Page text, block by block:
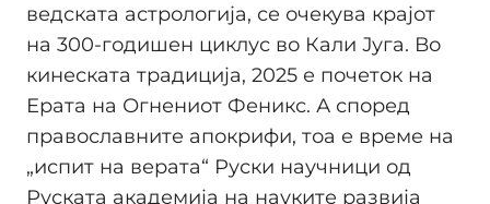
ведската астрологија, се очекува крајот
на 300-годишен циклус во Кали Југа. Во
кинеската традиција, 2025 е почеток на
Ерата на Огнениот Феникс. А според
православните апокрифи, тоа е време на
„испит на верата“ Руски научници од
Руската академија на науките развија